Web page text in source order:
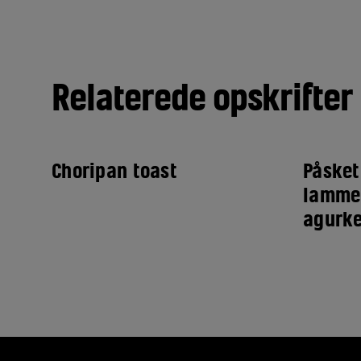
Relaterede opskrifter
Choripan toast